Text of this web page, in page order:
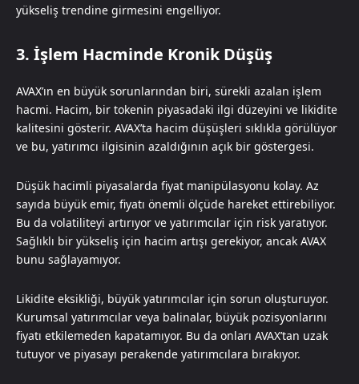
yükseliş trendine girmesini engelliyor.
3. İşlem Hacminde Kronik Düşüş
AVAX’ın en büyük sorunlarından biri, sürekli azalan işlem
hacmi. Hacim, bir tokenin piyasadaki ilgi düzeyini ve likidite
kalitesini gösterir. AVAX’ta hacim düşüşleri sıklıkla görülüyor
ve bu, yatırımcı ilgisinin azaldığının açık bir göstergesi.
Düşük hacimli piyasalarda fiyat manipülasyonu kolay. Az
sayıda büyük emir, fiyatı önemli ölçüde hareket ettirebiliyor.
Bu da volatiliteyi artırıyor ve yatırımcılar için risk yaratıyor.
Sağlıklı bir yükseliş için hacim artışı gerekiyor, ancak AVAX
bunu sağlayamıyor.
Likidite eksikliği, büyük yatırımcılar için sorun oluşturuyor.
Kurumsal yatırımcılar veya balinalar, büyük pozisyonlarını
fiyatı etkilemeden kapatamıyor. Bu da onları AVAX’tan uzak
tutuyor ve piyasayı perakende yatırımcılara bırakıyor.